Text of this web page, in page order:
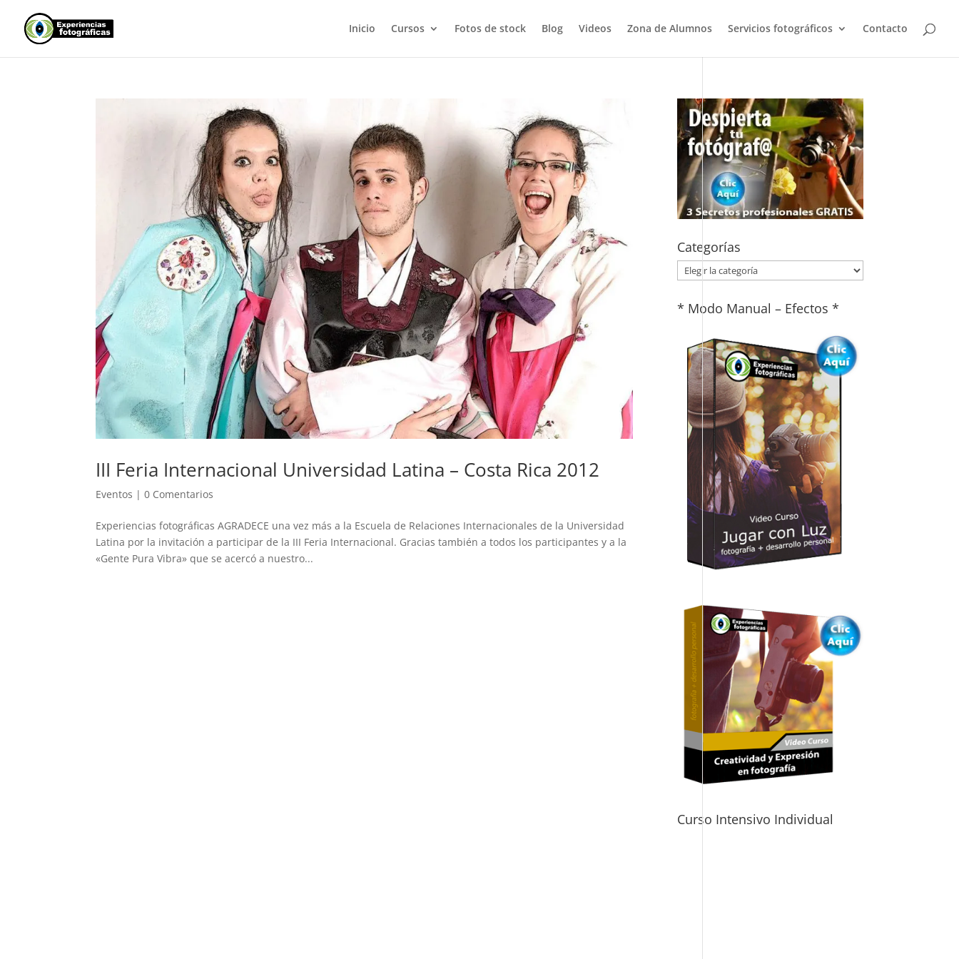
Inicio Cursos Fotos de stock Blog Videos Zona de Alumnos Servicios fotográficos Contacto
III Feria Internacional Universidad Latina – Costa Rica 2012
Eventos |0 Comentarios
Experiencias fotográficas AGRADECE una vez más a la Escuela de Relaciones Internacionales de la Universidad
Latina por la invitación a participar de la III Feria Internacional. Gracias también a todos los participantes y a la
«Gente Pura Vibra» que se acercó a nuestro...
Categorías
Categorías
* Modo Manual – Efectos *
Curso Intensivo Individual